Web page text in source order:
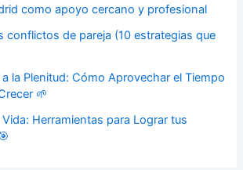
como apoyo cercano y profesional
conflictos de pareja (10 estrategias que
la Plenitud: Cómo Aprovechar el Tiempo
🌱
Herramientas para Lograr tus